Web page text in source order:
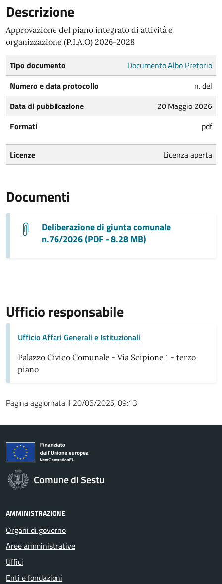
Descrizione
Approvazione del piano integrato di attività e
organizzazione (P.I.A.O) 2026-2028
Tipo documento
Documento Albo Pretorio
Numero e data protocollo
n. del
Data di pubblicazione
20 Maggio 2026
Formati
pdf
Licenze Licenza aperta
Documenti
Deliberazione di giunta comunale
n.76/2026 (PDF - 8.28 MB)
Ufficio responsabile
Ufficio Affari Generali e Istituzionali
Palazzo Civico Comunale - Via Scipione 1 - terzo
piano
Pagina aggiornata il 20/05/2026, 09:13
Comune di Sestu
AMMINISTRAZIONE
Organi di governo
Aree amministrative
Uffici
Enti e fondazioni